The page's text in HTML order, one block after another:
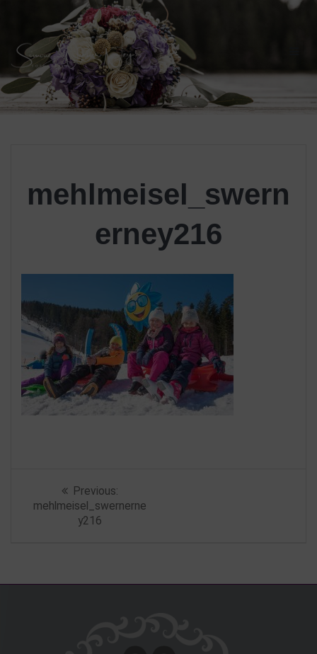
Skip
to
content
mehlmeisel_swern
erney216
Beitragsnavigation
Previous:Previous
post:
mehlmeisel_swernerne
y216